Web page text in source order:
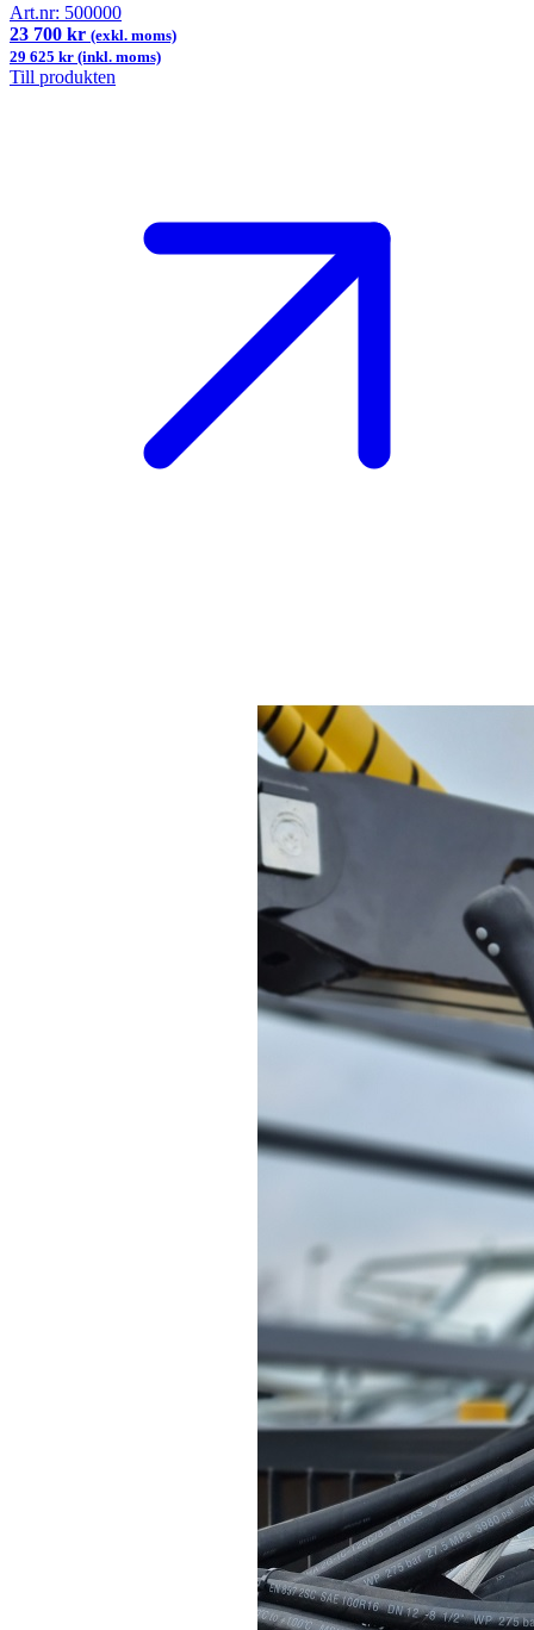
Art.nr: 500000
23 700 kr (exkl. moms)
29 625 kr (inkl. moms)
Till produkten